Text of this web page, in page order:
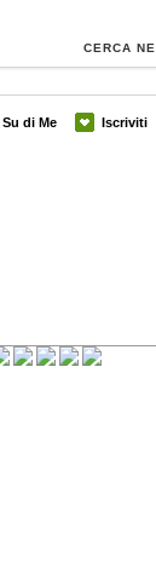
CERCA
Su di Me Iscriviti